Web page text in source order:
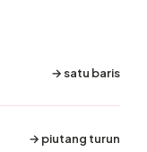
→ satu baris
→ piutang turun